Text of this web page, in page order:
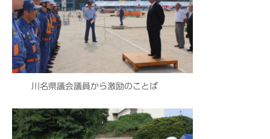
川名県議会議員から激励のことば